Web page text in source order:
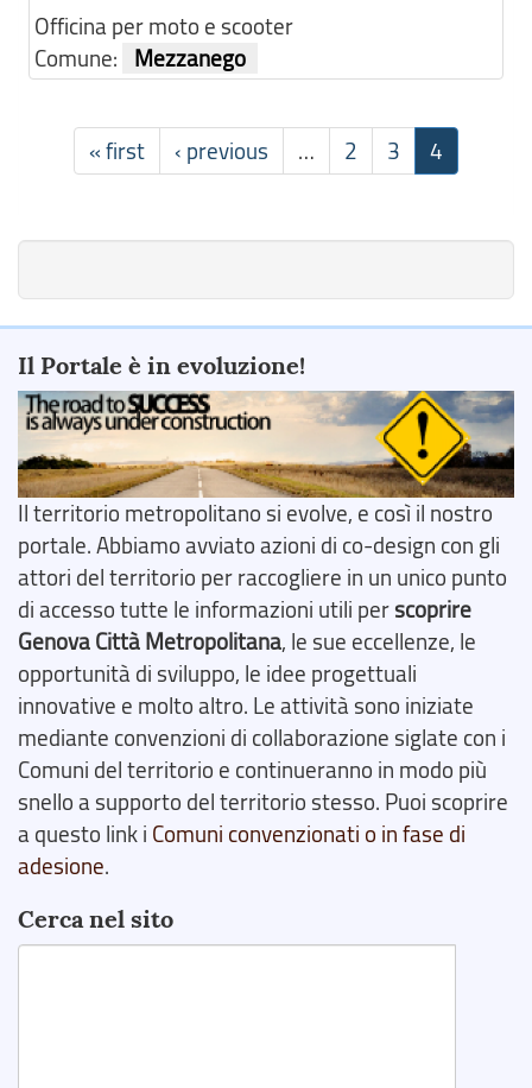
Officina per moto e scooter
Comune:
Mezzanego
« first ‹ previous … 2 3 4
Il Portale è in evoluzione!
Il territorio metropolitano si evolve, e così il nostro
portale. Abbiamo avviato azioni di co-design con gli
attori del territorio per raccogliere in un unico punto
di accesso tutte le informazioni utili perscoprire
Genova Città Metropolitana, le sue eccellenze, le
opportunità di sviluppo, le idee progettuali
innovative e molto altro. Le attività sono iniziate
mediante convenzioni di collaborazione siglate con i
Comuni del territorio e continueranno in modo più
snello a supporto del territorio stesso. Puoi scoprire
a questo link i Comuni convenzionati o in fase di
adesione.
Cerca nel sito